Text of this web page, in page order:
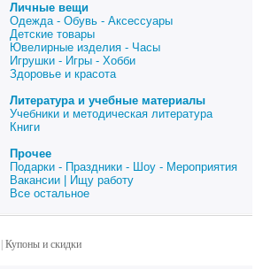
Личные вещи
Одежда - Обувь - Аксессуары
Детские товары
Ювелирные изделия - Часы
Игрушки - Игры - Хобби
Здоровье и красота
Литература и учебные материалы
Учебники и методическая литература
Книги
Прочее
Подарки - Праздники - Шоу - Мероприятия
Вакансии | Ищу работу
Все остальное
Купоны и скидки